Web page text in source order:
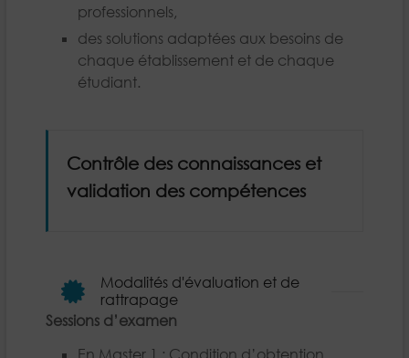
professionnels,
des solutions adaptées aux besoins de
chaque établissement et de chaque
étudiant.
Contrôle des connaissances et
validation des compétences
Modalités d'évaluation et de
rattrapage
Sessions d’examen
En Master 1 : Condition d’obtention